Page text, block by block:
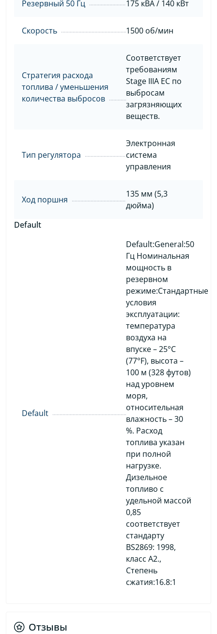
Резервный 50 Гц 175 кВА / 140 кВт
Скорость 1500 об/мин
Стратегия расхода
топлива / уменьшения
количества выбросов
Соответствует
требованиям
Stage IIIА ЕС по
выбросам
загрязняющих
веществ.
Тип регулятора
Электронная
система
управления
Ход поршня
135 мм (5,3
дюйма)
Default
Default
Default:General:50
Гц Номинальная
мощность в
резервном
режиме:Стандартные
условия
эксплуатации:
температура
воздуха на
впуске – 25°C
(77°F), высота –
100 м (328 футов)
над уровнем
моря,
относительная
влажность – 30
%. Расход
топлива указан
при полной
нагрузке.
Дизельное
топливо с
удельной массой
0,85
соответствует
стандарту
BS2869: 1998,
класс A2.,
Степень
сжатия:16.8:1
Отзывы